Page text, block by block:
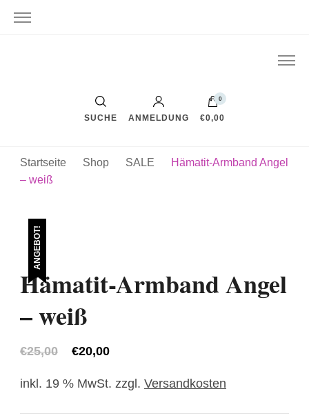
SUCHE ANMELDUNG
0
€0,00
Startseite Shop SALE
Hämatit-Armband Angel
– weiß
ANGEBOT!
Hämatit-Armband Angel
– weiß
€25,00
Ursprünglicher
war:
€25,00
€20,00Aktueller
ist:
€20,00.
inkl. 19 % MwSt. zzgl. Versandkosten